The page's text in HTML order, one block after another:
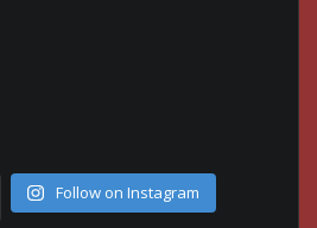
Follow on Instagram